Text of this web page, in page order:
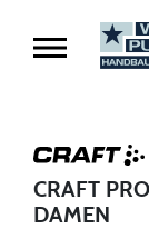
CRAFT
DAMEN